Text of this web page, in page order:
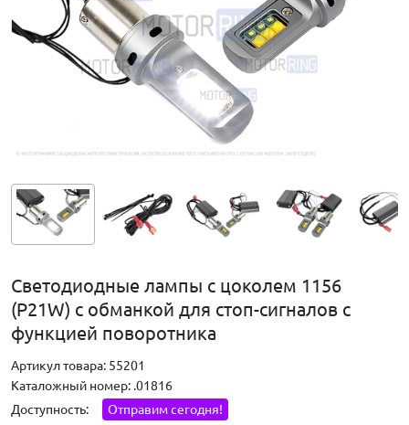
Светодиодные лампы с цоколем 1156
(P21W) с обманкой для стоп-сигналов с
функцией поворотника
Артикул товара: 55201
Каталожный номер: .01816
Доступность:
Отправим сегодня!